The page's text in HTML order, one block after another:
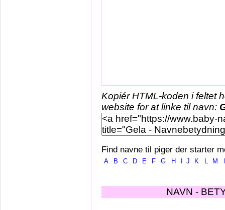
Kopiér HTML-koden i feltet
website for at linke til navn:
Find navne til piger der starter
A B C D E F G H J K L M
NAVN -